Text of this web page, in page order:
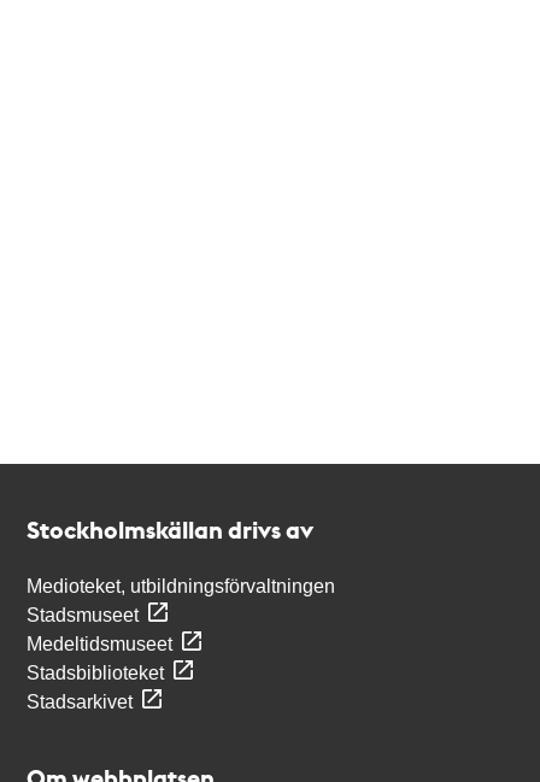
Stockholmskällan drivs av
Medioteket, utbildningsförvaltningen
Stadsmuseet
Medeltidsmuseet
Stadsbiblioteket
Stadsarkivet